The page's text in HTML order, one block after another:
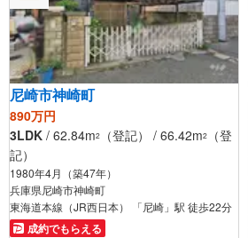
尼崎市神崎町
890万円
3LDK / 62.84m2 （登記） / 66.42m2
（登
記）
1980年4月（築47年）
兵庫県尼崎市神崎町
東海道本線（JR西日本） 「尼崎」駅 徒歩22分
成約でもらえる